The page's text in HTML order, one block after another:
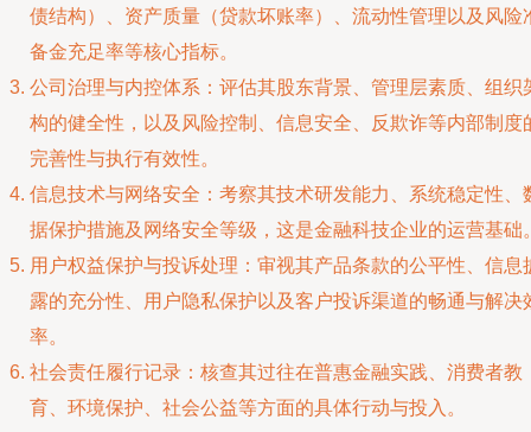
债结构）、资产质量（贷款坏账率）、流动性管理以及风险
备金充足率等核心指标。
公司治理与内控体系：评估其股东背景、管理层素质、组织
构的健全性，以及风险控制、信息安全、反欺诈等内部制度
完善性与执行有效性。
信息技术与网络安全：考察其技术研发能力、系统稳定性、
据保护措施及网络安全等级，这是金融科技企业的运营基础
用户权益保护与投诉处理：审视其产品条款的公平性、信息
露的充分性、用户隐私保护以及客户投诉渠道的畅通与解决
率。
社会责任履行记录：核查其过往在普惠金融实践、消费者教
育、环境保护、社会公益等方面的具体行动与投入。